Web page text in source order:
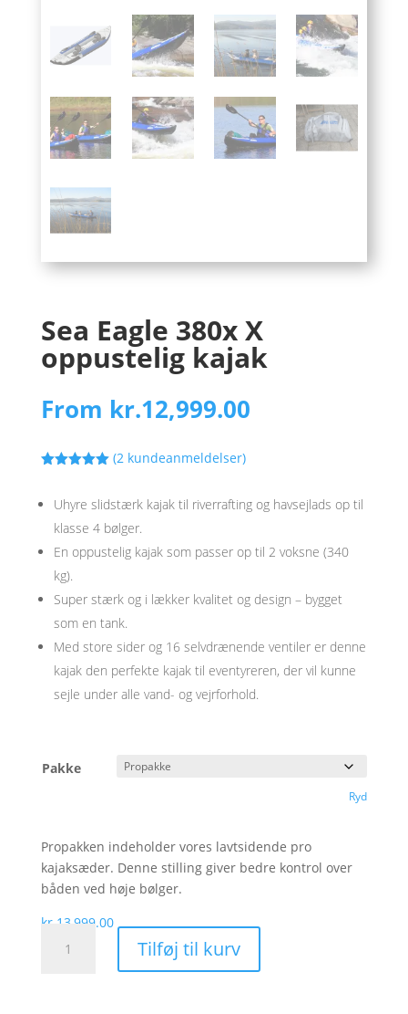
Sea Eagle 380x X
oppustelig kajak
From kr.12,999.00
ud af 5
baseret på
kundebedøm
(2 kundeanmeldelser)
Uhyre slidstærk kajak til riverrafting og havsejlads op til
klasse 4 bølger.
En oppustelig kajak som passer op til 2 voksne (340
kg).
Super stærk og i lækker kvalitet og design – bygget
som en tank.
Med store sider og 16 selvdrænende ventiler er denne
kajak den perfekte kajak til eventyreren, der vil kunne
sejle under alle vand- og vejrforhold.
Pakke
Ryd
Propakken indeholder vores lavtsidende pro
kajaksæder. Denne stilling giver bedre kontrol over
båden ved høje bølger.
kr. 13,999.00
Eagle
Tilføj til kurv